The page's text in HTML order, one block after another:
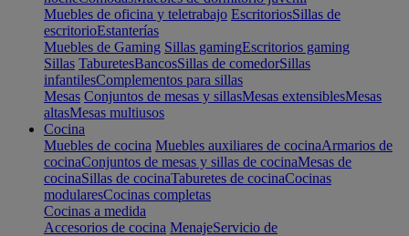
Muebles de oficina y teletrabajo EscritoriosSillas de
escritorioEstanterías
Muebles de Gaming Sillas gamingEscritorios gaming
Sillas TaburetesBancosSillas de comedorSillas
infantilesComplementos para sillas
Mesas Conjuntos de mesas y sillasMesas extensiblesMesas
altasMesas multiusos
Cocina
Muebles de cocina Muebles auxiliares de cocinaArmarios de
cocinaConjuntos de mesas y sillas de cocinaMesas de
cocinaSillas de cocinaTaburetes de cocinaCocinas
modularesCocinas completas
Cocinas a medida
Accesorios de cocina MenajeServicio de